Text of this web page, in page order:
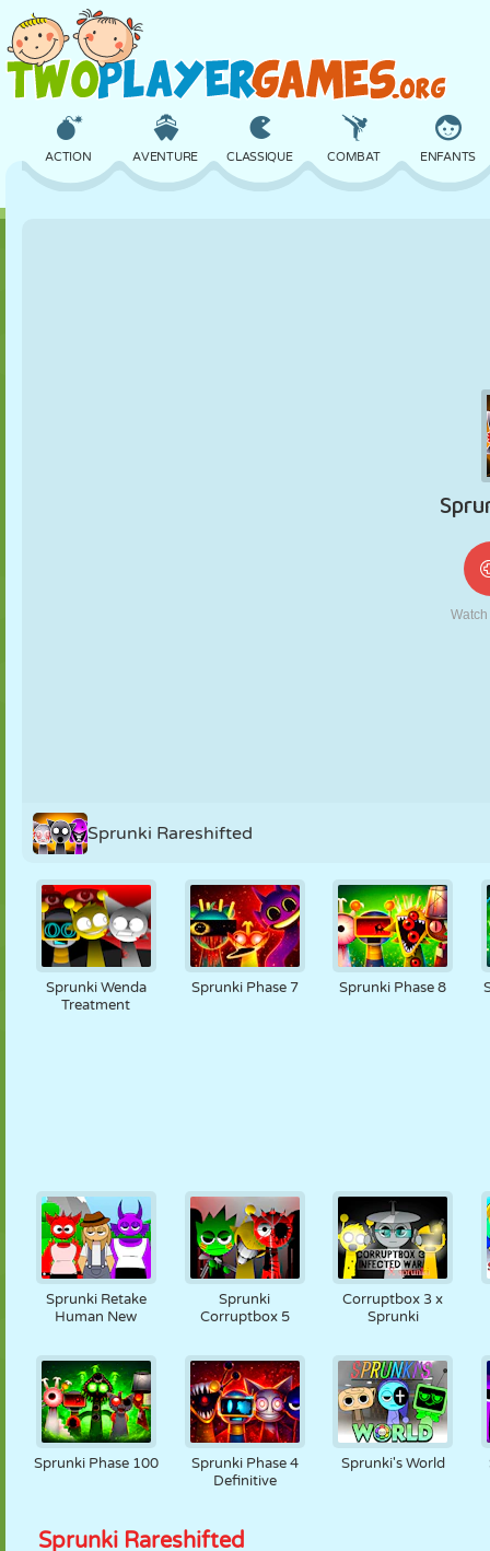
ACTION AVENTURE CLASSIQUE COMBAT ENFANTS
ROBOT
Sprunki Rareshifted
Sprunki Wenda
Treatment
Sprunki Phase 7 Sprunki Phase 8
Sprunki Retake
Human New
Sprunki
Corruptbox 5
Corruptbox 3 x
Sprunki
Sprunki Phase 100
Sprunki Phase 4
Definitive
Sprunki's World
Sprunki Rareshifted